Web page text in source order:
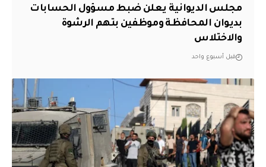
مجلس الديوانية يعلن ضبط مسؤول الحسابات
بديوان المحافظة وموظفين بتهم الرشوة
والاختلاس
قبل أسبوع واحد